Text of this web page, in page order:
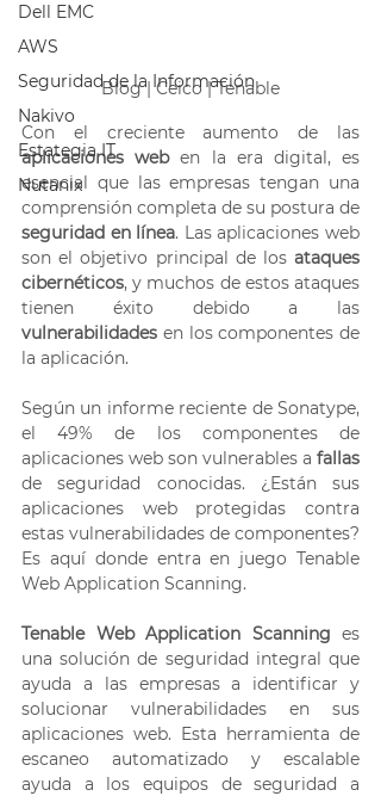
Dell EMC
AWS
Seguridad de la Información
Nakivo
Estategia IT
Nutanix
Blog | Ceico | Tenable
aplicaciones web en la era digital, es
esencial que las empresas tengan una
comprensión completa de su postura de
seguridad en línea. Las aplicaciones web
son el objetivo principal de los ataques
cibernéticos, y muchos de estos ataques
vulnerabilidades en los componentes de
la aplicación.
Según un informe reciente de Sonatype,
el 49% de los componentes de
aplicaciones web son vulnerables a
de seguridad conocidas. ¿Están sus
aplicaciones web protegidas contra
estas vulnerabilidades de componentes?
Es aquí donde entra en juego Tenable
Web Application Scanning.
Tenable Web Application Scanning es
una solución de seguridad integral que
ayuda a las empresas a identificar y
solucionar vulnerabilidades en sus
aplicaciones web. Esta herramienta de
escaneo automatizado y escalable
ayuda a los equipos de seguridad a